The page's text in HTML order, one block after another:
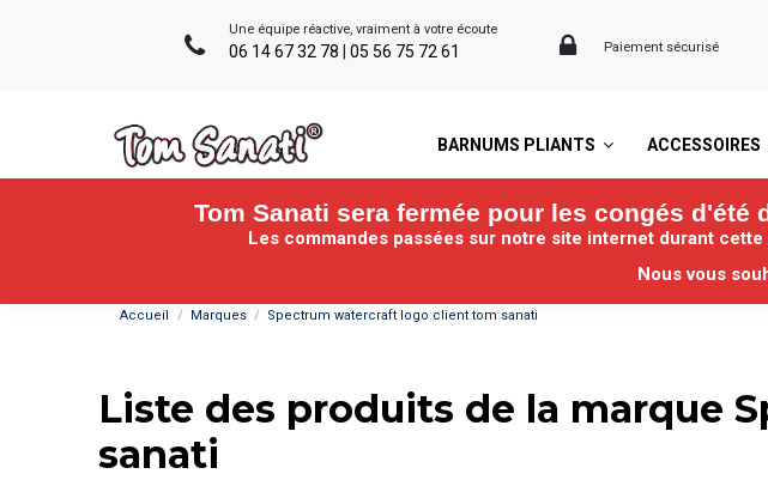
Une équipe réactive, vraiment à votre écoute
06 14 67 32 78 05 56 75 72 61 Paiement sécurisé
BARNUMS PLIANTS ACCESSOIRES
Tom Sanati sera fermée pour les congés
Les commandes passées sur notre site internet durant
Nous vous
Accueil Marques Spectrum watercraft logo client tom sanati
Liste des produits de la marque
sanati